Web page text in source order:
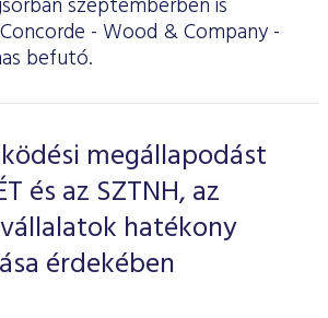
szeptemberben is
- Wood & Company -
befutó.
megállapodást
és az SZTNH, az
hatékony
érdekében